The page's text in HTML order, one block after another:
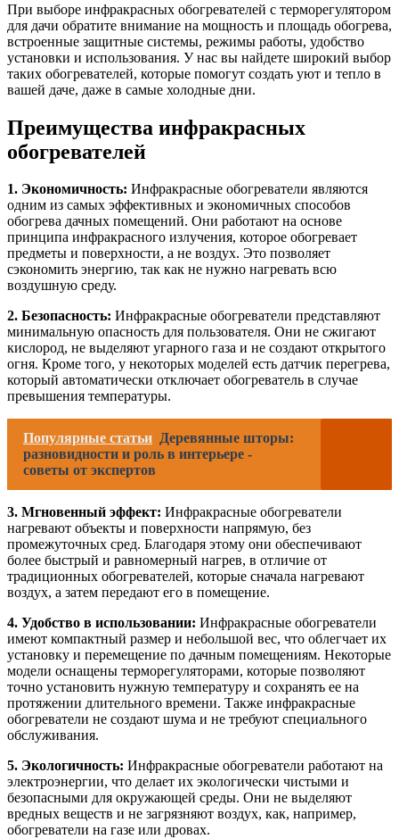
При выборе инфракрасных обогревателей с терморегулятором
для дачи обратите внимание на мощность и площадь обогрева,
встроенные защитные системы, режимы работы, удобство
установки и использования. У нас вы найдете широкий выбор
таких обогревателей, которые помогут создать уют и тепло в
вашей даче, даже в самые холодные дни.
Преимущества инфракрасных
обогревателей
1. Экономичность: Инфракрасные обогреватели являются
одним из самых эффективных и экономичных способов
обогрева дачных помещений. Они работают на основе
принципа инфракрасного излучения, которое обогревает
предметы и поверхности, а не воздух. Это позволяет
сэкономить энергию, так как не нужно нагревать всю
воздушную среду.
2. Безопасность: Инфракрасные обогреватели представляют
минимальную опасность для пользователя. Они не сжигают
кислород, не выделяют угарного газа и не создают открытого
огня. Кроме того, у некоторых моделей есть датчик перегрева,
который автоматически отключает обогреватель в случае
превышения температуры.
Популярные статьи Деревянные шторы:
разновидности и роль в интерьере -
советы от экспертов
3. Мгновенный эффект: Инфракрасные обогреватели
нагревают объекты и поверхности напрямую, без
промежуточных сред. Благодаря этому они обеспечивают
более быстрый и равномерный нагрев, в отличие от
традиционных обогревателей, которые сначала нагревают
воздух, а затем передают его в помещение.
4. Удобство в использовании: Инфракрасные обогреватели
имеют компактный размер и небольшой вес, что облегчает их
установку и перемещение по дачным помещениям. Некоторые
модели оснащены терморегуляторами, которые позволяют
точно установить нужную температуру и сохранять ее на
протяжении длительного времени. Также инфракрасные
обогреватели не создают шума и не требуют специального
обслуживания.
5. Экологичность: Инфракрасные обогреватели работают на
электроэнергии, что делает их экологически чистыми и
безопасными для окружающей среды. Они не выделяют
вредных веществ и не загрязняют воздух, как, например,
обогреватели на газе или дровах.